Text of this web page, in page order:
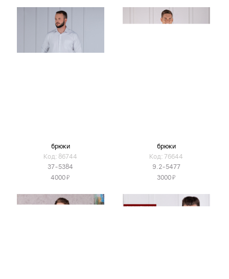
брюки
Код: 86744
37-5384
4000Я
брюки
Код: 76644
9.2-5477
3000Я